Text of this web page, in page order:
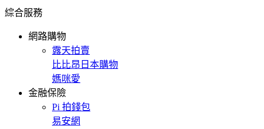
綜合服務
網路購物
露天拍賣
比比昂日本購物
媽咪愛
金融保險
Pi 拍錢包
易安網